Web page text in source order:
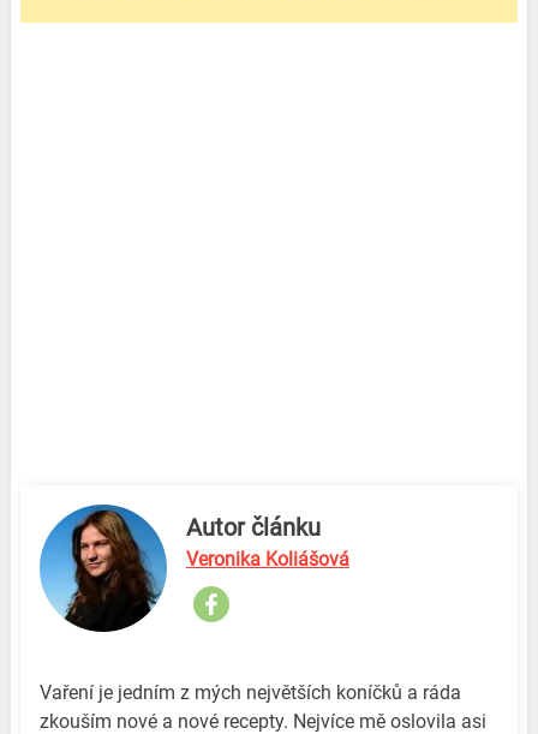
Autor článku
Veronika Koliášová
Vaření je jedním z mých největších koníčků a ráda
zkouším nové a nové recepty. Nejvíce mě oslovila asi